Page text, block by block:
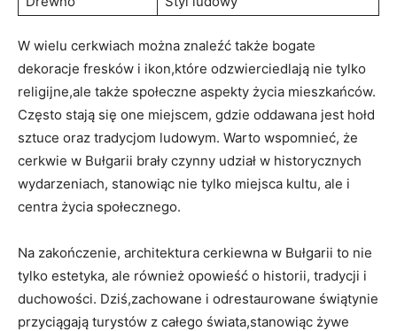
W wielu cerkwiach ‍można znaleźć także bogate
dekoracje fresków i⁤ ikon,które odzwierciedlają nie‍ tylko
religijne,ale⁣ także społeczne aspekty życia mieszkańców.
⁣Często stają się one miejscem, gdzie oddawana jest hołd
sztuce oraz tradycjom ludowym. Warto wspomnieć, że
cerkwie ⁢w Bułgarii⁣ brały⁢ czynny udział w historycznych
wydarzeniach,‌ stanowiąc nie ‌tylko miejsca‍ kultu, ale i
centra życia społecznego.
Na zakończenie, architektura cerkiewna w Bułgarii to⁤ nie‌
tylko estetyka, ale również opowieść⁣ o historii, tradycji i‌
duchowości. Dziś,zachowane i⁢ odrestaurowane świątynie
przyciągają turystów z całego świata,stanowiąc żywe